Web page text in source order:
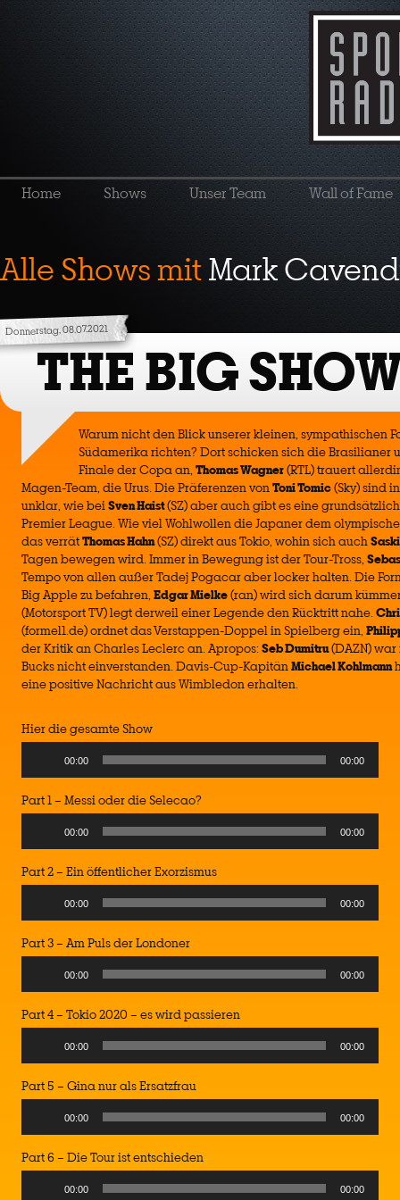
Home Shows Unser Team Wall of Fame
Alle Shows mitMark
Donnerstag, 08.07.2021
THE BIG
Warum nicht den Blick unserer kleinen, sympathischen
Südamerika richten? Dort schicken sich die Brasilianer
Finale der Copa an, Thomas Wagner(RTL) trauert
Magen-Team, die Urus. Die Präferenzen vonToni Tomic(Sky) sind
unklar, wie beiSven Haist(SZ) aber auch gibt es eine
Premier League. Wie viel Wohlwollen die Japaner dem
das verrätThomas Hahn(SZ) direkt aus Tokio, wohin sich auch
Tagen bewegen wird. Immer in Bewegung ist der Tour-Tross,
Tempo von allen außer Tadej Pogacar aber locker halten. Die
Big Apple zu befahren, Edgar Mielke(ran) wird sich darum
(Motorsport TV) legt derweil einer Legende den Rücktritt nahe.
(formel1.de) ordnet das Verstappen-Doppel in Spielberg ein,
der Kritik an Charles Leclerc an. Apropos:Seb Dumitru(DAZN)
Bucks nicht einverstanden. Davis-Cup-KapitänMichael Kohlmann
eine positive Nachricht aus Wimbledon erhalten.
Hier die gesamte Show
Player
00:00 00:00
Part 1 – Messi oder die Selecao?
Player
00:00 00:00
Part 2 – Ein öffentlicher Exorzismus
Player
00:00 00:00
Part 3 – Am Puls der Londoner
Player
00:00 00:00
Part 4 – Tokio 2020 – es wird passieren
Player
00:00 00:00
Part 5 – Gina nur als Ersatzfrau
Player
00:00 00:00
Part 6 – Die Tour ist entschieden
00:00 00:00